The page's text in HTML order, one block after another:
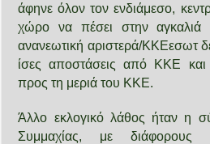
άφηνε όλον τον ενδιάμεσο,
χώρο να πέσει στην αγκαλιά
ανανεωτική αριστερά/ΚΚΕεσωτ
ίσες αποστάσεις από ΚΚΕ
προς τη μεριά του ΚΚΕ.
Άλλο εκλογικό λάθος ήταν η
Συμμαχίας, με διάφορους